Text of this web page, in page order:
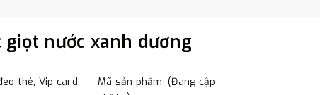
giọt nước xanh dương
thẻ, Vip card,
Mã sản phẩm: (Đang cập